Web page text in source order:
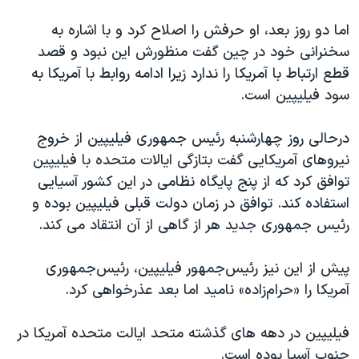
اما دو روز بعد، او حرفش را اصلاح کرد و با اشاره به
سخنرانی خود در چین گفت منظورش این نبود و قصد
قطع ارتباط با آمریکا را ندارد زیرا ادامه روابط با آمریکا به
سود فیلیپین است.
درحالی روز چهارشنبه رئیس جمهوری فیلیپین از خروج
نیروهای آمریکایی گفت بتازگی ایالات متحده با فیلیپین
توافق کرد که از پنج پایگاه نظامی در این کشور آسیایی
استفاده کند. توافق در زمان دولت قبلی فیلیپین بوده و
رئیس جمهوری جدید هر از گاهی از آن انتقاد می کند.
پیش از این نیز رئیس‌جمهور فیلیپین، رئیس‌جمهوری
آمریکا را «حرام‌زاده» نامید اما بعد عذرخواهی کرد.
فیلیپین در دهه های گذشته متحد ایالت متحده آمریکا در